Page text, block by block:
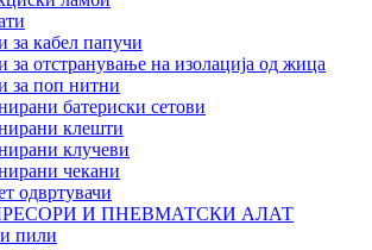
за кабел папучи
за отстранување на изолација од жица
за поп нитни
батериски сетови
клешти
клучеви
чекани
одвртувачи
И ПНЕВМАТСКИ АЛАТ
пили